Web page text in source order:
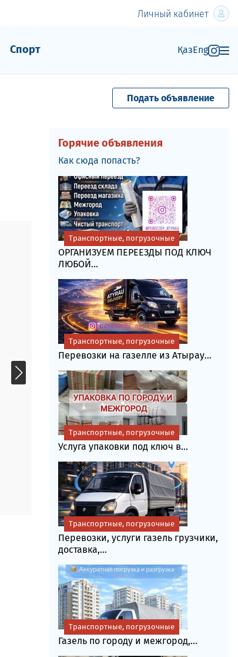
Личный кабинет
Спорт ҚазEng
Подать объявление
Горячие объявления
Как сюда попасть?
ОРГАНИЗУЕМ ПЕРЕЕЗДЫ ПОД КЛЮЧ
ЛЮБОЙ...
Транспортные, погрузочные
Перевозки на газелле из Атырау...
Транспортные, погрузочные
Услуга упаковки под ключ в...
Транспортные, погрузочные
Перевозки, услуги газель грузчики,
доставка,...
Транспортные, погрузочные
Газель по городу и межгород,...
Транспортные, погрузочные